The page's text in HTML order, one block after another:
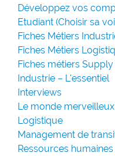
Développez vos
Etudiant (Choisir sa
Fiches Métiers
Fiches Métiers
Fiches métiers Supply
Industrie – L'essentiel
Interviews
Le monde
Logistique
Management de
Ressources